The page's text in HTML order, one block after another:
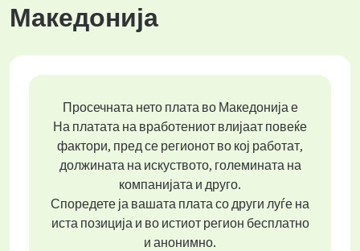
Македонија
Просечната нето плата во Македонија е
На платата на вработениот влијаат повеќе
фактори, пред се регионот во кој работат,
должината на искуството, големината на
компанијата и друго.
Споредете ја вашата плата со други луѓе на
иста позиција и во истиот регион бесплатно
и анонимно.